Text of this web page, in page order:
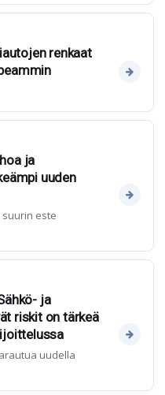
renkaat
ja
uuden
este
ja
riskit on tärkeä
uudella